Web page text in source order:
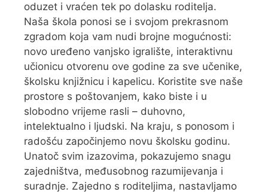
oduzet i vraćen tek po dolasku roditelja.
Naša škola ponosi se i svojom prekrasnom
zgradom koja vam nudi brojne mogućnosti:
novo uređeno vanjsko igralište, interaktivnu
učionicu otvorenu ove godine za sve učenike,
školsku knjižnicu i kapelicu. Koristite sve naše
prostore s poštovanjem, kako biste i u
slobodno vrijeme rasli – duhovno,
intelektualno i ljudski. Na kraju, s ponosom i
radošću započinjemo novu školsku godinu.
Unatoč svim izazovima, pokazujemo snagu
zajedništva, međusobnog razumijevanja i
suradnje. Zajedno s roditeljima, nastavljamo